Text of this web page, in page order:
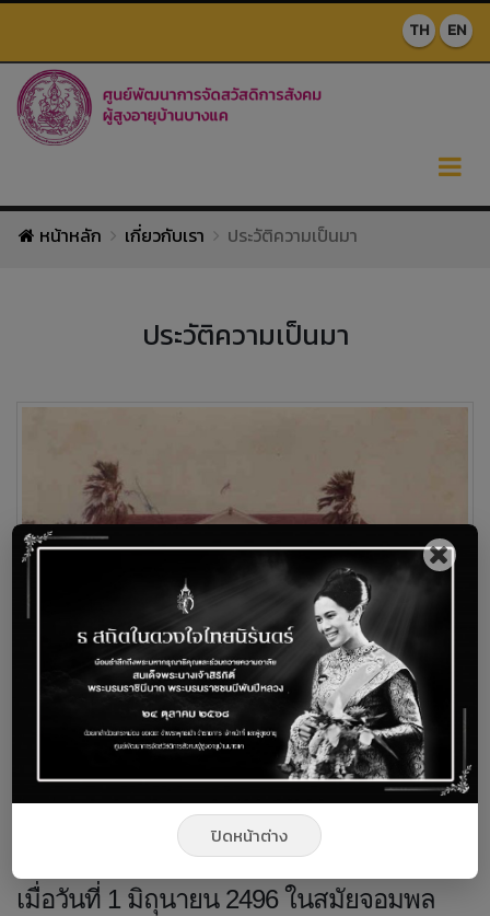
TH EN
หน้าหลัก เกี่ยวกับเรา ประวัติความเป็นมา
ประวัติความเป็นมา
ประวัติความเป็นมา
บ้านบางแค เดิมใช้ชื่อว่า สถาน
สงเคราะห์คนชราบ้านบางแค ได้ก่อตั้งขึ้น
เมื่อวันที่ 1 มิถุนายน 2496 ในสมัยจอมพล
ปิดหน้าต่าง